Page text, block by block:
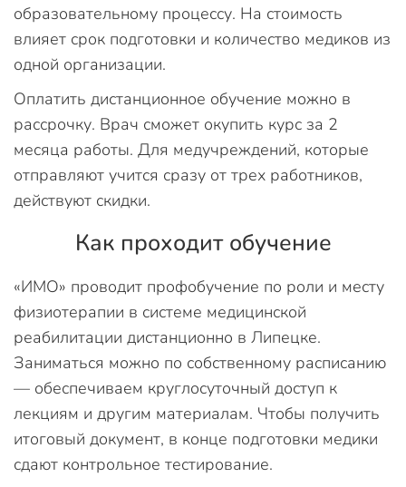
образовательному процессу. На стоимость
влияет срок подготовки и количество медиков из
одной организации.
Оплатить дистанционное обучение можно в
рассрочку. Врач сможет окупить курс за 2
месяца работы. Для медучреждений, которые
отправляют учится сразу от трех работников,
действуют скидки.
Как проходит обучение
«ИМО» проводит профобучение по роли и месту
физиотерапии в системе медицинской
реабилитации дистанционно в Липецке.
Заниматься можно по собственному расписанию
— обеспечиваем круглосуточный доступ к
лекциям и другим материалам. Чтобы получить
итоговый документ, в конце подготовки медики
сдают контрольное тестирование.